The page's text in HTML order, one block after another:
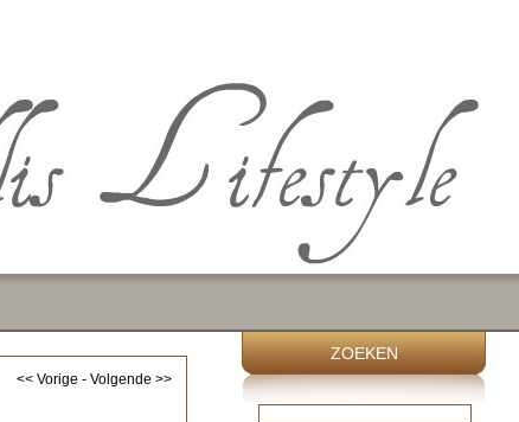
ZOEKEN
<< Vorige - Volgende >>